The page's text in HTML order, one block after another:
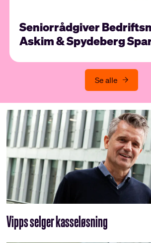
Seniorrådgiver
Askim & Spydeberg
Se alle
Vipps selger kasseløsning